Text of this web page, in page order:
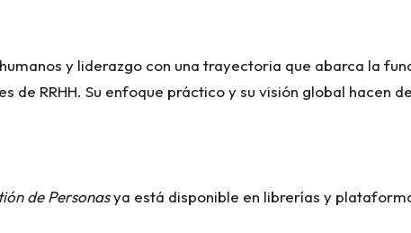
y liderazgo con una trayectoria que abarca la
de RRHH. Su enfoque práctico y su visión global hacen
de Personasya está disponible en librerías y